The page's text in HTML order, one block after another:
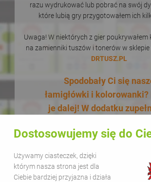
Dostosowujemy się do
Używamy ciasteczek, dzięki
którym nasza strona jest dla
Ciebie bardziej przyjazna i działa
razu wydrukować lub pobrać na swój
które lubią gry przygotowałem ich
Uwaga! W niektórych z gier
na zamienniki tuszów i tonerów w
DRTUSZ.PL
Spodobały Ci się
łamigłówki i kolorowanki?
je dalej! W dodatku
materiałów w celach
Wystarczy, że
swojej stronie lub